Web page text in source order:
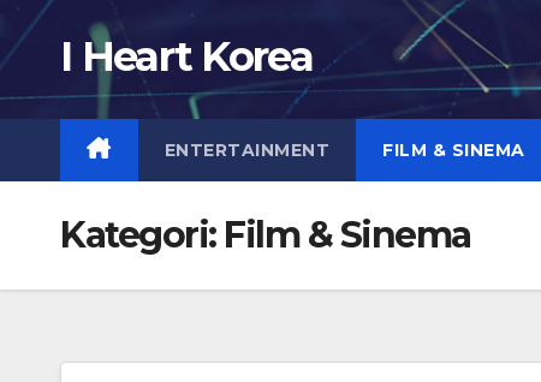
Skip
to
content
I Heart Korea
ENTERTAINMENT FILM & SINEMA
Kategori: Film & Sinema